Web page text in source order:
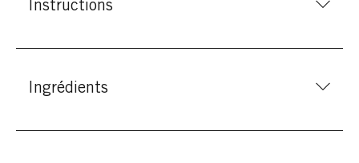
Instructions
Ingrédients